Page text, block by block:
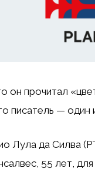
он прочитал
писатель — один
Лула да Силва
55 лет,